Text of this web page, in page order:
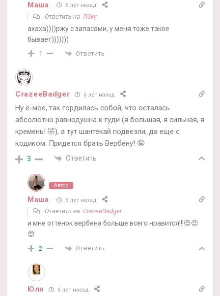
Маша 6 лет назад
Ответить на ЛSky
ахаха))))ржу с запасами, у меня тоже такое
бывает)))))))
1 Ответить
CrazeeBadger 6 лет назад
Ну ё-мое, так гордилась собой, что осталась
абсолютно равнодушна к гуди (я большая, я сильная, я
кремень! 🤣), а тут шантекай подвезли, да еще с
кодиком. Придется брать Вербену! 🤪
3 Ответить
Автор
Маша 6 лет назад
Ответить на CrazeeBadger
и мне оттенок вербена больше всего нравится!!!😍😍
😍
2 Ответить
Юля 6 лет назад